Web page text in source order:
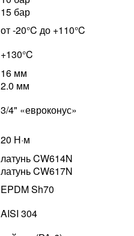
15 бар
от -20°C до +110°C
+130°C
16 мм
2.0 мм
3/4" «евроконус»
20 Н·м
латунь CW614N
латунь CW617N
EPDM Sh70
AISI 304